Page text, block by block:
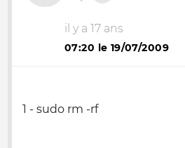
il y a 17 ans
07:20 le 19/07/2009
1 - sudo rm -rf